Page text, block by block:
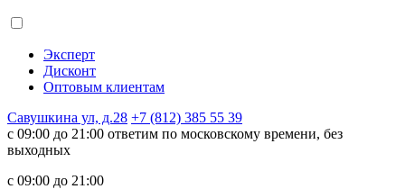
Эксперт
Дисконт
Оптовым клиентам
Савушкина ул, д.28 +7 (812) 385 55 39
c 09:00 до 21:00 ответим по московскому времени, без
выходных
c 09:00 до 21:00